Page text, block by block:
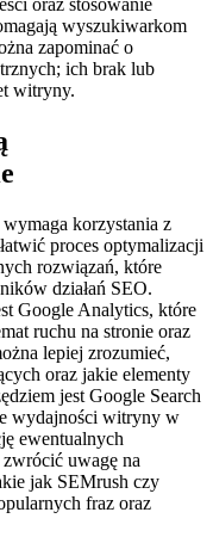
oraz stosowanie
wyszukiwarkom
zapominać o
ich brak lub
witryny.
korzystania z
proces optymalizacji
rozwiązań, które
działań SEO.
Google Analytics, które
ruchu na stronie oraz
lepiej zrozumieć,
oraz jakie elementy
jest Google Search
wydajności witryny w
ewentualnych
uwagę na
jak SEMrush czy
fraz oraz